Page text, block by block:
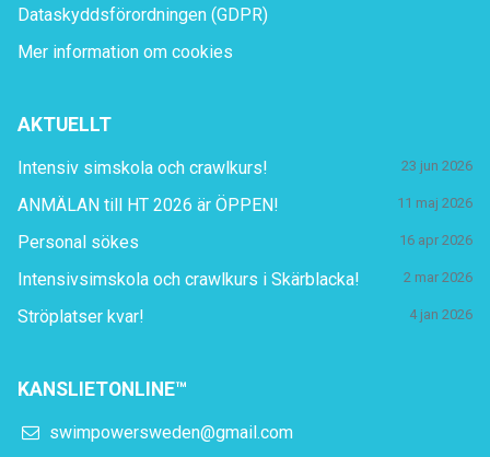
Dataskyddsförordningen (GDPR)
Mer information om cookies
AKTUELLT
Intensiv simskola och crawlkurs! 23 jun 2026
ANMÄLAN till HT 2026 är ÖPPEN! 11 maj 2026
Personal sökes 16 apr 2026
Intensivsimskola och crawlkurs i Skärblacka! 2 mar 2026
Ströplatser kvar! 4 jan 2026
KANSLIETONLINE™
swimpowersweden@gmail.com